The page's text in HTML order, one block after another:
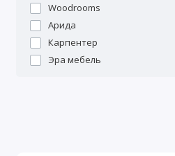
Woodrooms
Арида
Карпентер
Эра мебель